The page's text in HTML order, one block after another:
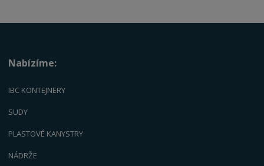
Nabízíme:
IBC KONTEJNERY
SUDY
PLASTOVÉ KANYSTRY
NÁDRŽE